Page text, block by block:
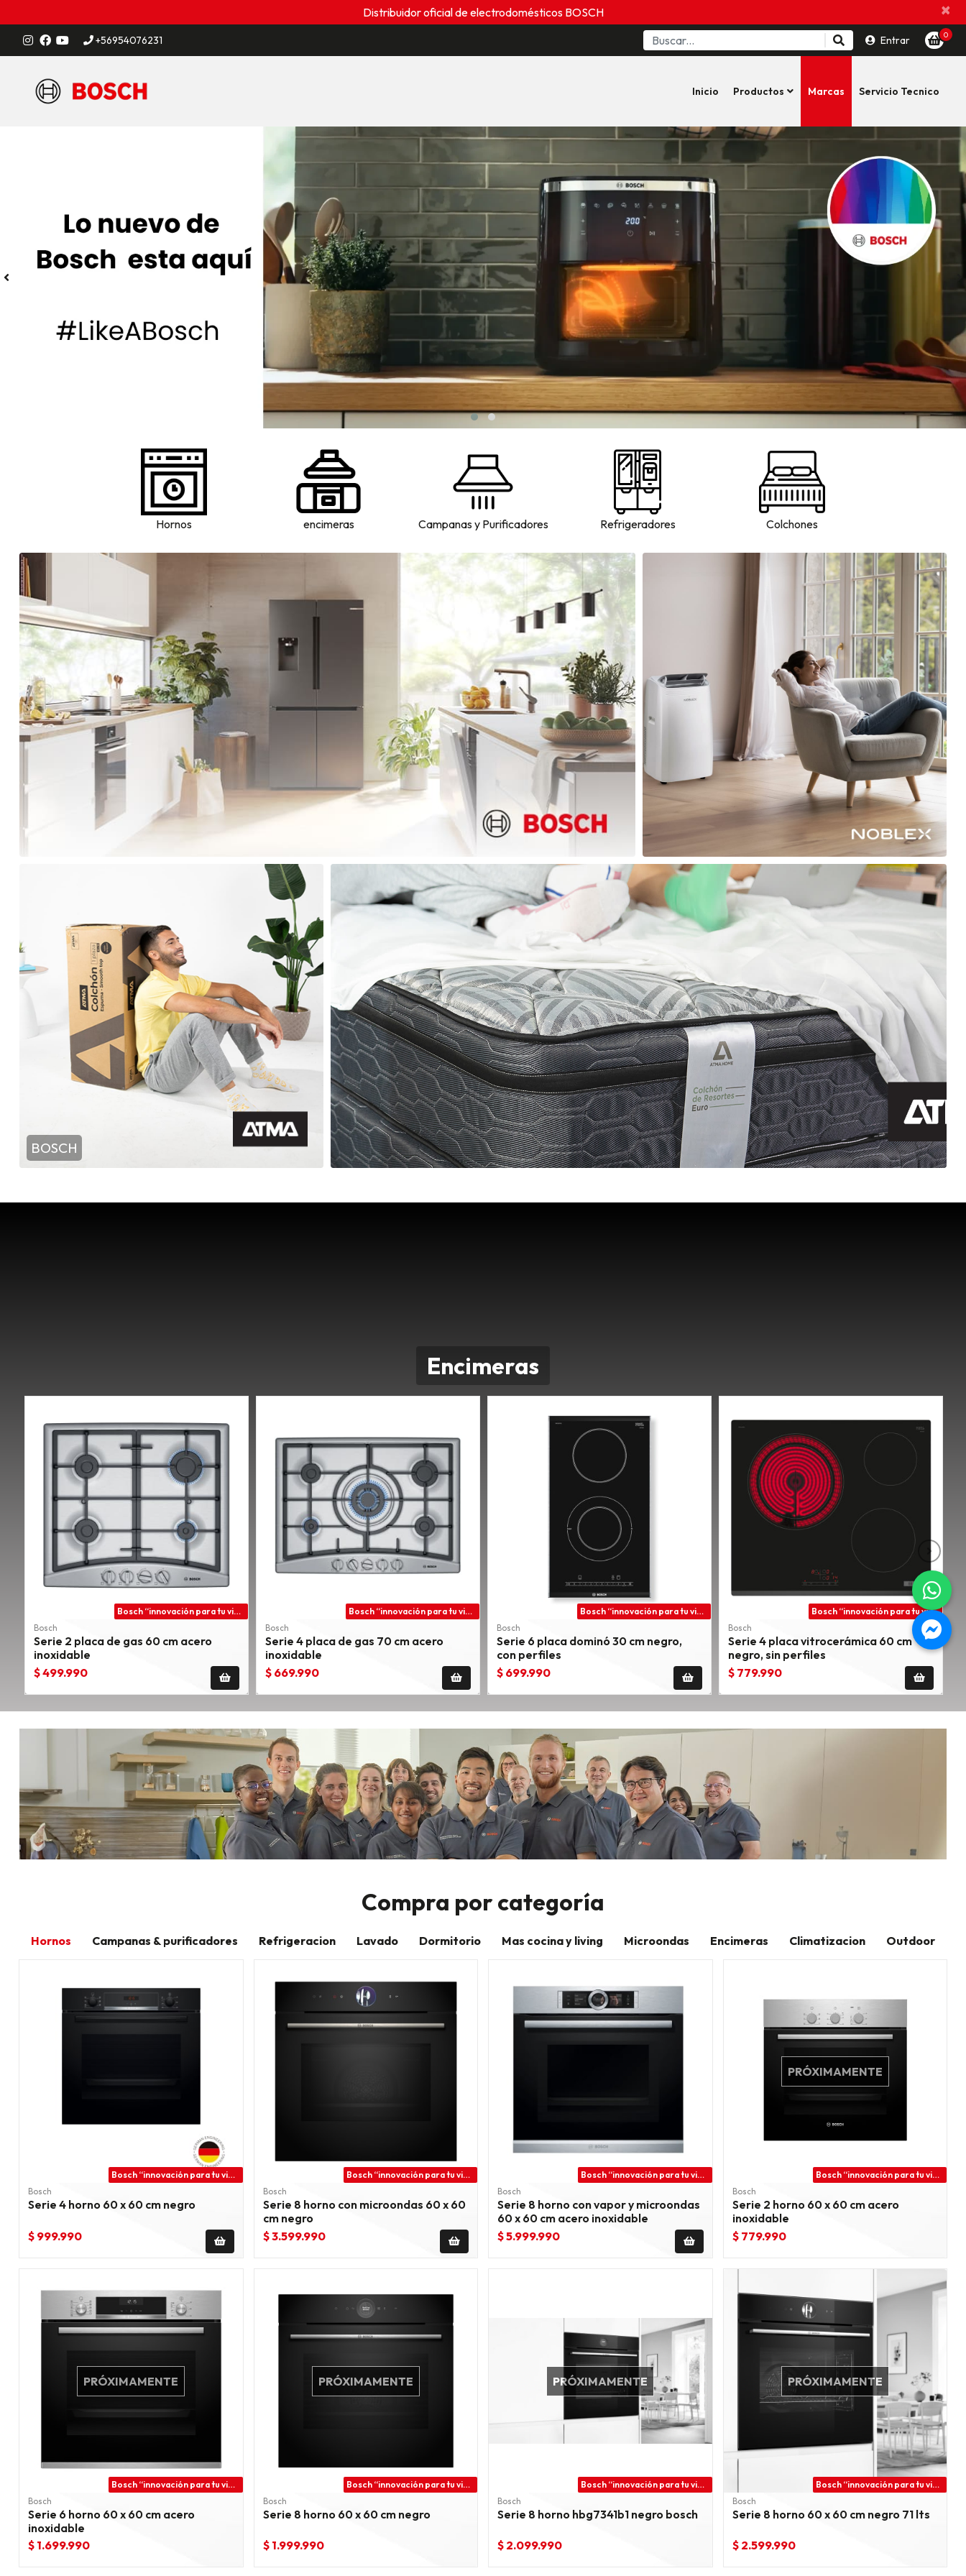
Distribuidor oficial de electrodomésticos BOSCH ×
+56954076231 Entrar 0
Inicio Productos Marcas Servicio Tecnico
Hornos encimeras Campanas y Purificadores Refrigeradores Colchones
BOSCH
Encimeras
Bosch “innovación para tu vida”
Bosch
Serie 2 placa de gas 60 cm acero
inoxidable
$ 499.990
Bosch “innovación para tu vida”
Bosch
Serie 4 placa de gas 70 cm acero
inoxidable
$ 669.990
Bosch “innovación para tu vida”
Bosch
Serie 6 placa dominó 30 cm negro,
con perfiles
$ 699.990
Bosch “innovación para tu vida”
Bosch
Serie 4 placa vitrocerámica 60 cm
negro, sin perfiles
$ 779.990
Compra por categoría
Hornos Campanas & purificadores Refrigeracion Lavado Dormitorio Mas cocina y living Microondas Encimeras Climatizacion Outdoor
Bosch “innovación para tu vida”
Bosch
Serie 4 horno 60 x 60 cm negro
$ 999.990
Bosch “innovación para tu vida”
Bosch
Serie 8 horno con microondas 60 x 60
cm negro
$ 3.599.990
Bosch “innovación para tu vida”
Bosch
Serie 8 horno con vapor y microondas
60 x 60 cm acero inoxidable
$ 5.999.990
PRÓXIMAMENTE
Bosch “innovación para tu vida”
Bosch
Serie 2 horno 60 x 60 cm acero
inoxidable
$ 779.990
PRÓXIMAMENTE
Bosch “innovación para tu vida”
Bosch
Serie 6 horno 60 x 60 cm acero
inoxidable
$ 1.699.990
PRÓXIMAMENTE
Bosch “innovación para tu vida”
Bosch
Serie 8 horno 60 x 60 cm negro
$ 1.999.990
PRÓXIMAMENTE
Bosch “innovación para tu vida”
Bosch
Serie 8 horno hbg7341b1 negro bosch
$ 2.099.990
PRÓXIMAMENTE
Bosch “innovación para tu vida”
Bosch
Serie 8 horno 60 x 60 cm negro 71 lts
$ 2.599.990